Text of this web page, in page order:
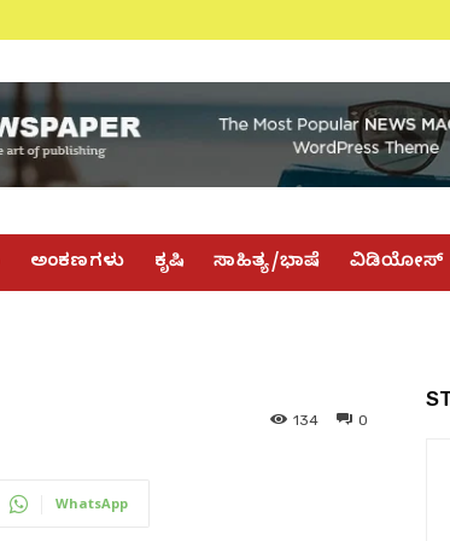
ಅಂಕಣಗಳು ಕೃಷಿ ಸಾಹಿತ್ಯ/ಭಾಷೆ ವಿಡಿಯೋಸ್
0
134
WhatsApp